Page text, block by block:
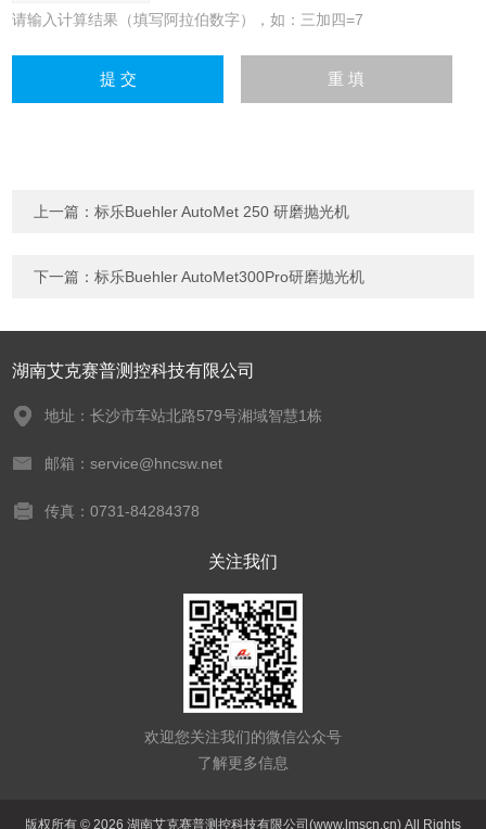
请输入计算结果（填写阿拉伯数字），如：三加四=7
上一篇：标乐Buehler AutoMet 250 研磨抛光机
下一篇：标乐Buehler AutoMet300Pro研磨抛光机
湖南艾克赛普测控科技有限公司
地址：长沙市车站北路579号湘域智慧1栋
邮箱：service@hncsw.net
传真：0731-84284378
关注我们
欢迎您关注我们的微信公众号
了解更多信息
版权所有 © 2026 湖南艾克赛普测控科技有限公司(www.lmscn.cn) All Rights